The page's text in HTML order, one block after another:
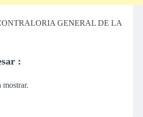
GENERAL DE LA
:
mostrar.